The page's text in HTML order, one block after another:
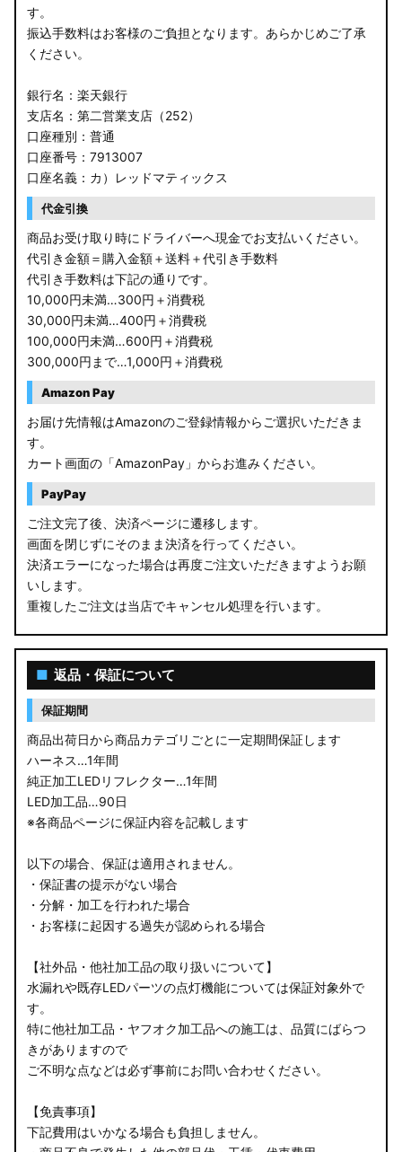
す。
振込手数料はお客様のご負担となります。あらかじめご了承
ください。
銀行名：楽天銀行
支店名：第二営業支店（252）
口座種別：普通
口座番号：7913007
口座名義：カ）レッドマティックス
代金引換
商品お受け取り時にドライバーへ現金でお支払いください。
代引き金額＝購入金額＋送料＋代引き手数料
代引き手数料は下記の通りです。
10,000円未満…300円＋消費税
30,000円未満…400円＋消費税
100,000円未満…600円＋消費税
300,000円まで…1,000円＋消費税
Amazon Pay
お届け先情報はAmazonのご登録情報からご選択いただきま
す。
カート画面の「AmazonPay」からお進みください。
PayPay
ご注文完了後、決済ページに遷移します。
画面を閉じずにそのまま決済を行ってください。
決済エラーになった場合は再度ご注文いただきますようお願
いします。
重複したご注文は当店でキャンセル処理を行います。
■ 返品・保証について
保証期間
商品出荷日から商品カテゴリごとに一定期間保証します
ハーネス…1年間
純正加工LEDリフレクター…1年間
LED加工品…90日
※各商品ページに保証内容を記載します
以下の場合、保証は適用されません。
・保証書の提示がない場合
・分解・加工を行われた場合
・お客様に起因する過失が認められる場合
【社外品・他社加工品の取り扱いについて】
水漏れや既存LEDパーツの点灯機能については保証対象外で
す。
特に他社加工品・ヤフオク加工品への施工は、品質にばらつ
きがありますので
ご不明な点などは必ず事前にお問い合わせください。
【免責事項】
下記費用はいかなる場合も負担しません。